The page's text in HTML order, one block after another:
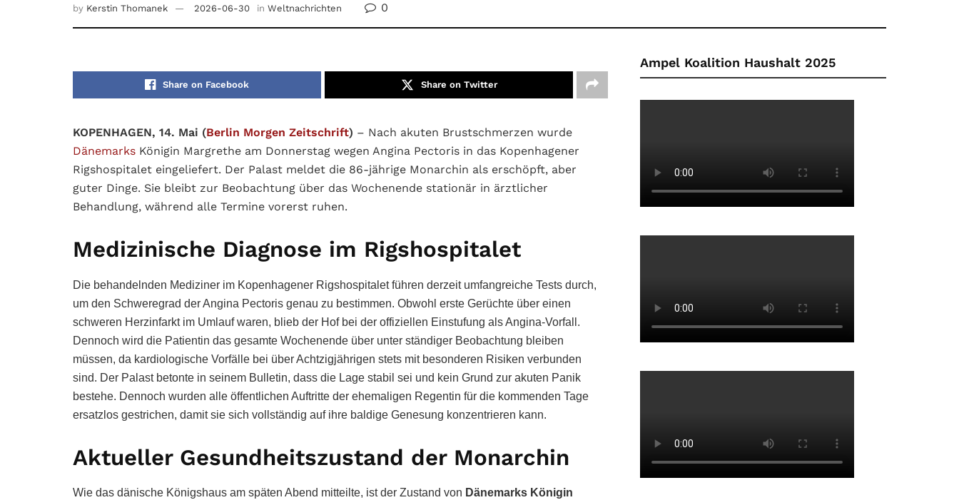
by Kerstin Thomanek 2026-06-30 in Weltnachrichten 0
Share on Facebook Share on Twitter
KOPENHAGEN, 14. Mai (Berlin Morgen Zeitschrift) – Nach akuten Brustschmerzen wurde
Dänemarks Königin Margrethe am Donnerstag wegen Angina Pectoris in das Kopenhagener
Rigshospitalet eingeliefert. Der Palast meldet die 86-jährige Monarchin als erschöpft, aber
guter Dinge. Sie bleibt zur Beobachtung über das Wochenende stationär in ärztlicher
Behandlung, während alle Termine vorerst ruhen.
Medizinische Diagnose im Rigshospitalet
Die behandelnden Mediziner im Kopenhagener Rigshospitalet führen derzeit umfangreiche Tests durch,
um den Schweregrad der Angina Pectoris genau zu bestimmen. Obwohl erste Gerüchte über einen
schweren Herzinfarkt im Umlauf waren, blieb der Hof bei der offiziellen Einstufung als Angina-Vorfall.
Dennoch wird die Patientin das gesamte Wochenende über unter ständiger Beobachtung bleiben
müssen, da kardiologische Vorfälle bei über Achtzigjährigen stets mit besonderen Risiken verbunden
sind. Der Palast betonte in seinem Bulletin, dass die Lage stabil sei und kein Grund zur akuten Panik
bestehe. Dennoch wurden alle öffentlichen Auftritte der ehemaligen Regentin für die kommenden Tage
ersatzlos gestrichen, damit sie sich vollständig auf ihre baldige Genesung konzentrieren kann.
Aktueller Gesundheitszustand der Monarchin
Wie das dänische Königshaus am späten Abend mitteilte, ist der Zustand von Dänemarks Königin
Ampel Koalition Haushalt 2025